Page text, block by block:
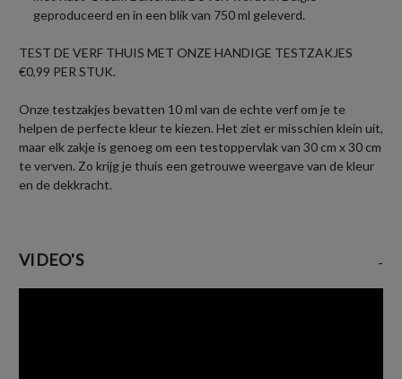
geproduceerd en in een blik van 750 ml geleverd.
TEST DE VERF THUIS MET ONZE HANDIGE TESTZAKJES
€0,99 PER STUK.
Onze testzakjes bevatten 10 ml van de echte verf om je te
helpen de perfecte kleur te kiezen. Het ziet er misschien klein uit,
maar elk zakje is genoeg om een testoppervlak van 30 cm x 30 cm
te verven. Zo krijg je thuis een getrouwe weergave van de kleur
en de dekkracht.
VIDEO'S -